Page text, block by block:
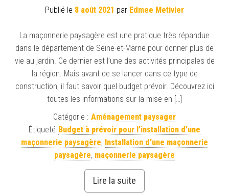
Publié le 8 août 2021 par Edmee Metivier
La maçonnerie paysagère est une pratique très répandue
dans le département de Seine-et-Marne pour donner plus de
vie au jardin. Ce dernier est l’une des activités principales de
la région. Mais avant de se lancer dans ce type de
construction, il faut savoir quel budget prévoir. Découvrez ici
toutes les informations sur la mise en […]
Catégorie : Aménagement paysager
Étiqueté Budget à prévoir pour l’installation d’une
maçonnerie paysagère, Installation d’une maçonnerie
paysagère, maçonnerie paysagère
Lire la suite